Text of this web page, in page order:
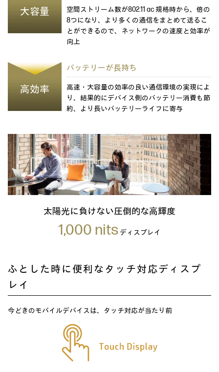
大容量
空間ストリーム数が802.11 ac 規格時から、倍の
8つになり、より多くの通信をまとめて送るこ
とができるので、ネットワークの速度と効率が
向上
高効率
バッテリーが長持ち
高速・大容量の効率の良い通信環境の実現によ
り、結果的にデバイス側のバッテリー消費も節
約、より長いバッテリーライフに寄与
太陽光に負けない圧倒的な高輝度
1,000 nits ディスプレイ
ふとした時に便利なタッチ対応ディスプ
レイ
今どきのモバイルデバイスは、タッチ対応が当たり前